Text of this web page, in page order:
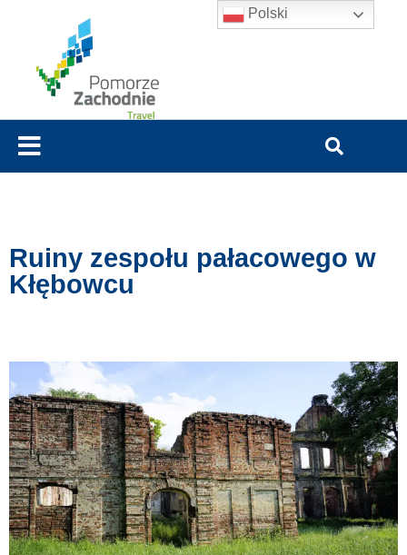
Ruiny zespołu pałacowego w
Kłębowcu
Polski